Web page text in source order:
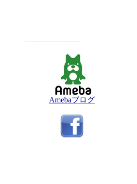
-----------------------
Amebaブログ